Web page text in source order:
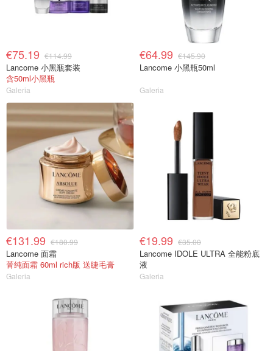
€75.19 €114.99
Lancome 小黑瓶套装
含50ml小黑瓶
Galeria
€64.99 €145.90
Lancome 小黑瓶50ml
Galeria
€131.99 €180.99
Lancome 面霜
菁纯面霜 60ml rich版 送睫毛膏
Galeria
€19.99 €35.00
Lancome IDOLE ULTRA 全能粉底
液
Galeria